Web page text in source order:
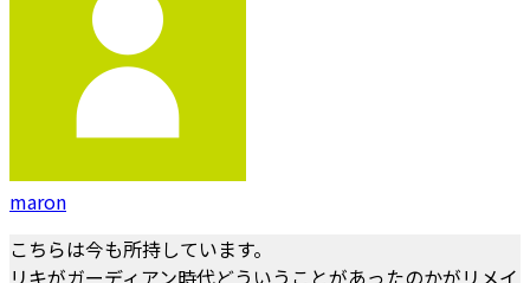
maron
こちらは今も所持しています。
リキがガーディアン時代どういうことがあったのかがリメイ